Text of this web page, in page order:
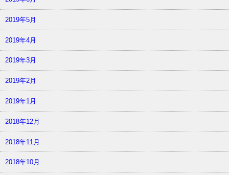
2019年5月
2019年4月
2019年3月
2019年2月
2019年1月
2018年12月
2018年11月
2018年10月